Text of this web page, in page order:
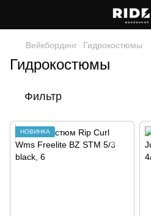
Вейкбординг Гидрокостюмы
Гидрокостюмы
Фильтр
НОВИНКА